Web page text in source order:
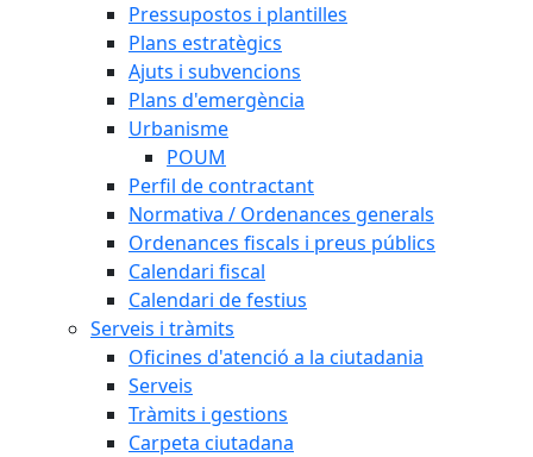
Pressupostos i plantilles
Plans estratègics
Ajuts i subvencions
Plans d'emergència
Urbanisme
POUM
Perfil de contractant
Normativa / Ordenances generals
Ordenances fiscals i preus públics
Calendari fiscal
Calendari de festius
Serveis i tràmits
Oficines d'atenció a la ciutadania
Serveis
Tràmits i gestions
Carpeta ciutadana